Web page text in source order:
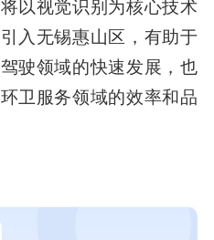
以视觉识别为核心技术
入无锡惠山区，有助于
驶领域的快速发展，也
卫服务领域的效率和品